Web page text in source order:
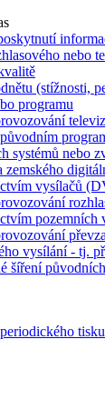
nebo
(stížnosti,
programu
systémů nebo
zemského
vysílačů
pozemních
vysílání - tj.
šíření
tisku